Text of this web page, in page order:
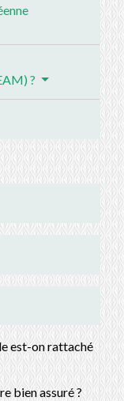
?
est-on rattaché
bien assuré ?